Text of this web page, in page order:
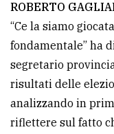
ROBERTO
“Ce la siamo
fondamentale” ha
segretario
risultati delle
analizzando in
riflettere sul fatto